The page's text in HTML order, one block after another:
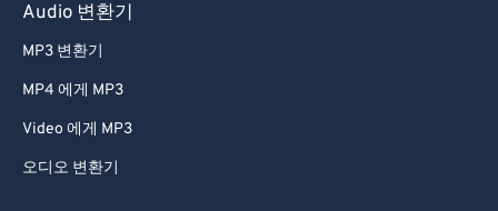
Audio 변환기
MP3 변환기
MP4 에게 MP3
Video 에게 MP3
오디오 변환기